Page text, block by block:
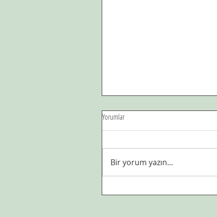
Çöl sıcagından, dağların
Yorumlar
Bir yorum yazın...